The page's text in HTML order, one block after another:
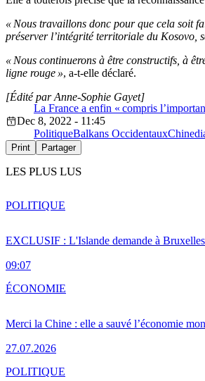
« Nous travaillons donc pour que cela soit
préserver l’intégrité territoriale du Kosovo,
« Nous continuerons à être constructifs, à
ligne rouge », a-t-elle déclaré.
La France a enfin « compris
[Édité par Anne-Sophie Gayet]
Dec 8, 2022 - 11:45
PolitiqueBalkans OccidentauxChine
Print Partager
LES PLUS LUS
EXCLUSIF : L'Islande demande à
09:07
POLITIQUE
Merci la Chine : elle a sauvé l’économie
27.07.2026
ÉCONOMIE
POLITIQUE